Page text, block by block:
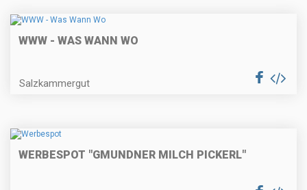
WWW - WAS WANN WO
Salzkammergut
WERBESPOT "GMUNDNER MILCH PICKERL"